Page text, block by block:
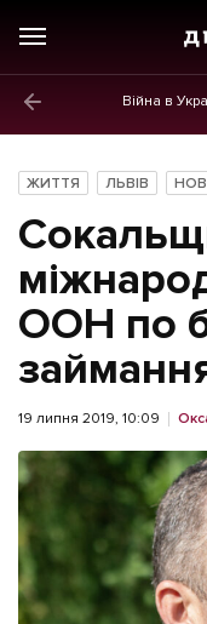
Війна в
Новини
Політика
Економіка
Бізнес
Життя
Культура
Афіша
ІНШЕ
Інтерв'ю
ЖИТТЯ ЛЬВІВ
ООН по
19 липня 2019, 10:09